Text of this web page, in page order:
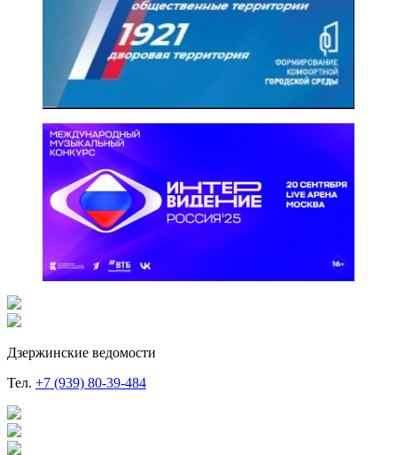
Дзержинские ведомости
Тел. +7 (939) 80-39-484